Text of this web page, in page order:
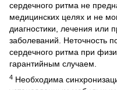
сердечного ритма не
медицинских целях и не
диагностики, лечения или
заболеваний. Неточность
сердечного ритма при
гарантийным случаем.
4 Необходима